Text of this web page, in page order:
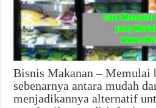
Bisnis Makanan – Memulai
sebenarnya antara mudah
menjadikannya alternatif